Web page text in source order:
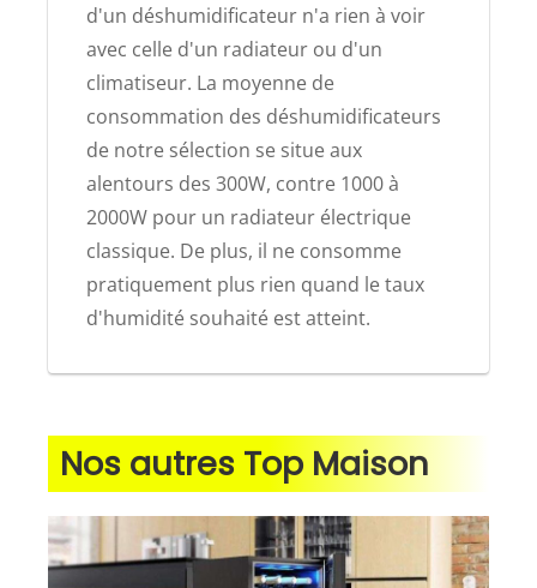
d'un déshumidificateur n'a rien à voir
avec celle d'un radiateur ou d'un
climatiseur. La moyenne de
consommation des déshumidificateurs
de notre sélection se situe aux
alentours des 300W, contre 1000 à
2000W pour un radiateur électrique
classique. De plus, il ne consomme
pratiquement plus rien quand le taux
d'humidité souhaité est atteint.
Nos autres Top Maison